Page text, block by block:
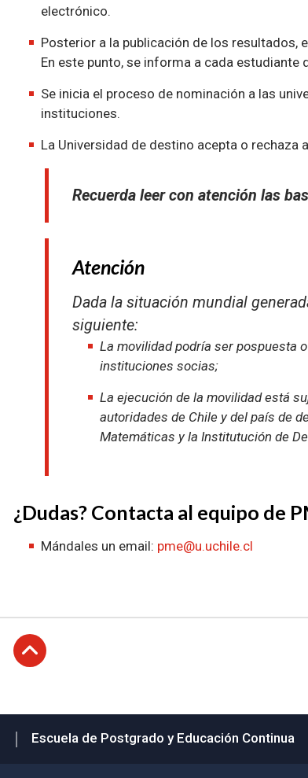
electrónico.
Posterior a la publicación de los resultados,
En este punto, se informa a cada
Se inicia el proceso de nominación a las
instituciones.
La Universidad de destino acepta o
Recuerda leer con atención las
Atención
Dada la situación mundial
siguiente:
La movilidad podría ser pospuesta
instituciones socias;
La ejecución de la movilidad está
autoridades de Chile y del país de
Matemáticas y la Institutución de
¿Dudas? Contacta al equipo de
Mándales un email: pme@u.uchile.cl
Escuela de Postgrado y Educación Continua